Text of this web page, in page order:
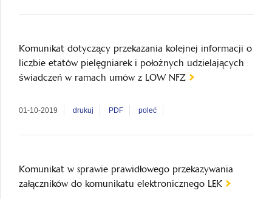
Komunikat dotyczący przekazania kolejnej informacji o
liczbie etatów pielęgniarek i położnych udzielających
świadczeń w ramach umów z LOW NFZ
01-10-2019 drukuj PDF poleć
Komunikat w sprawie prawidłowego przekazywania
załączników do komunikatu elektronicznego LEK